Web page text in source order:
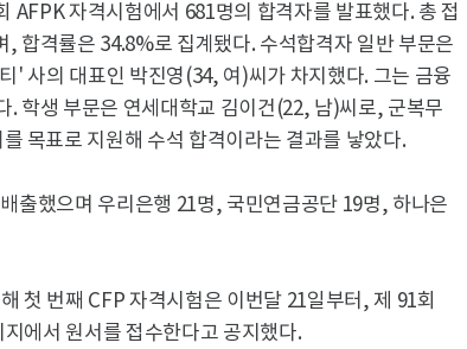
AFPK 자격시험에서 681명의 합격자를 발표했다. 총 접
합격률은 34.8%로 집계됐다. 수석합격자 일반 부문은
' 사의 대표인 박진영(34, 여)씨가 차지했다. 그는 금융
학생 부문은 연세대학교 김이건(22, 남)씨로, 군복무
목표로 지원해 수석 합격이라는 결과를 낳았다.
출했으며 우리은행 21명, 국민연금공단 19명, 하나은
첫 번째 CFP 자격시험은 이번달 21일부터, 제 91회
에서 원서를 접수한다고 공지했다.